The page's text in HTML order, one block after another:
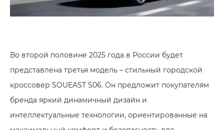
Во второй половине 2025 года в России будет
представлена третья модель – стильный городской
кроссовер SOUEAST S06. Он предложит покупателям
бренда яркий динамичный дизайн и
интеллектуальные технологии, ориентированные на